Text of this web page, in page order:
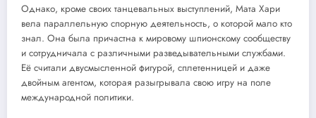
Однако, кроме своих танцевальных выступлений, Мата Хари
вела параллельную спорную деятельность, о которой мало кто
знал. Она была причастна к мировому шпионскому сообществу
и сотрудничала с различными разведывательными службами.
Её считали двусмысленной фигурой, сплетенницей и даже
двойным агентом, которая разыгрывала свою игру на поле
международной политики.